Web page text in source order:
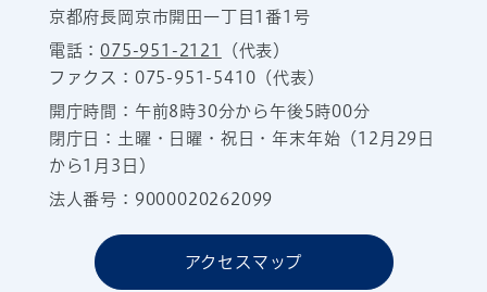
京都府長岡京市開田一丁目1番1号
電話：075-951-2121
（代表）
ファクス：075-951-5410（代表）
開庁時間：午前8時30分から午後5時00分
閉庁日：土曜・日曜・祝日・年末年始（12月29日
から1月3日）
法人番号：9000020262099
アクセスマップ